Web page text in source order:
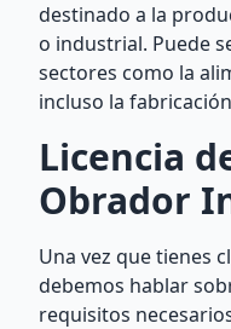
destinado a la
o industrial. Puede
sectores como la
incluso la
Licencia
Obrador
Una vez que tienes
debemos hablar
requisitos